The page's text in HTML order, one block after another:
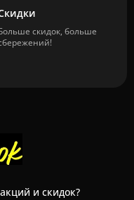
скидок, больше
и скидок?